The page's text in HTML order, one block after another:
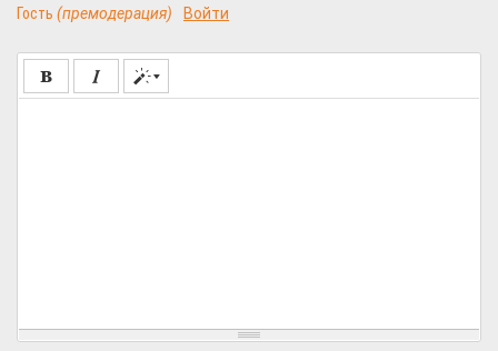
Гость (премодерация) Войти